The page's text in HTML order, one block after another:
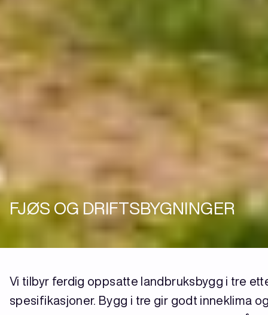
FJØS OG DRIFTSBYGNINGER
Vi tilbyr ferdig oppsatte landbruksbygg i tre
spesifikasjoner. Bygg i tre gir godt inneklima